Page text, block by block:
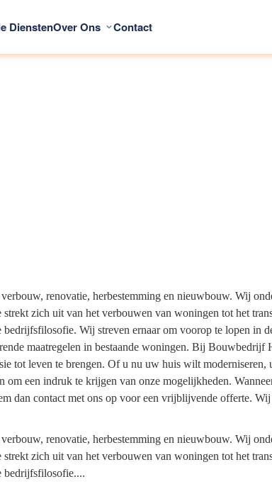
DienstenOver Ons Contact
renovatie, herbestemming en nieuwbouw. Wij
zich uit van het verbouwen van woningen tot het
Wij streven ernaar om voorop te lopen in
maatregelen in bestaande woningen. Bij
tot leven te brengen. Of u nu uw huis wilt
een indruk te krijgen van onze mogelijkheden.
dan contact met ons op voor een vrijblijvende offerte.
renovatie, herbestemming en nieuwbouw. Wij
zich uit van het verbouwen van woningen tot het
bedrijfsfilosofie....